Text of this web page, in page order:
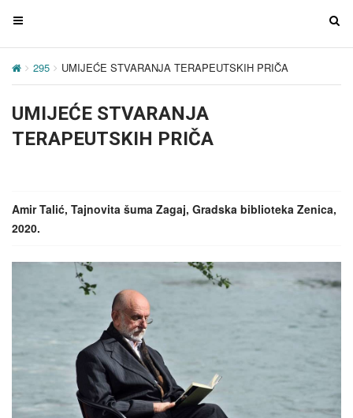
T
g
e
n
g
a
i
T
g
i
o
295 UMIJEĆE STVARANJA TERAPEUTSKIH PRIČA
UMIJEĆE STVARANJA
TERAPEUTSKIH PRIČA
Amir Talić, Tajnovita šuma Zagaj, Gradska biblioteka Zenica,
2020.